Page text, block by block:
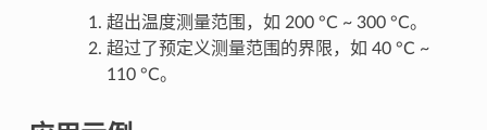
超出温度测量范围，如 200 °C ~ 300 °C。
超过了预定义测量范围的界限，如 40 °C ~
110 °C。